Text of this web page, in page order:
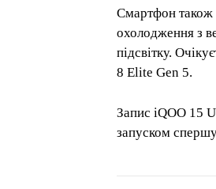
Смартфон також
охолодження з
підсвітку.
8 Elite Gen 5.
Запис iQOO 15
запуском